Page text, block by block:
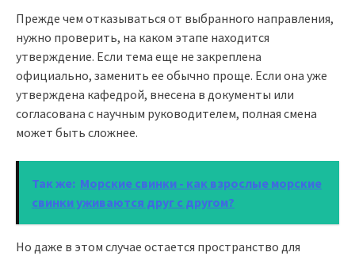
Прежде чем отказываться от выбранного направления,
нужно проверить, на каком этапе находится
утверждение. Если тема еще не закреплена
официально, заменить ее обычно проще. Если она уже
утверждена кафедрой, внесена в документы или
согласована с научным руководителем, полная смена
может быть сложнее.
Так же: Морские свинки - как взрослые морские
свинки уживаются друг с другом?
Но даже в этом случае остается пространство для